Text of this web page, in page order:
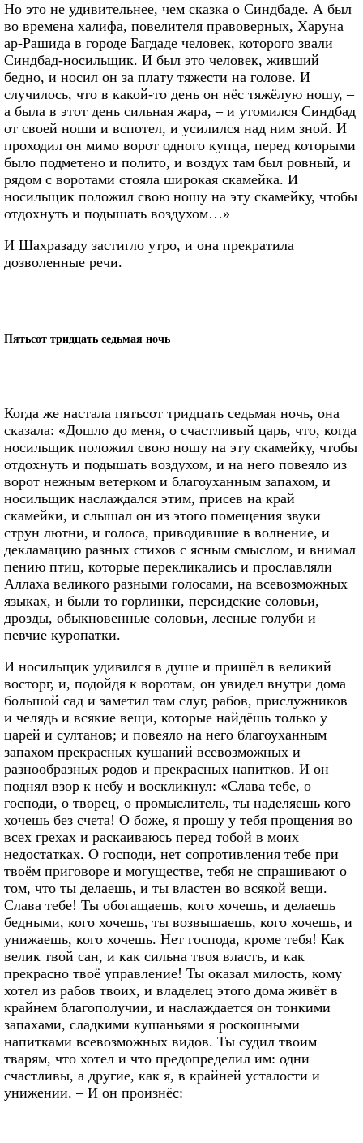
Но это не удивительнее, чем сказка о Синдбаде. А был
во времена халифа, повелителя правоверных, Харуна
ар-Рашида в городе Багдаде человек, которого звали
Синдбад-носильщик. И был это человек, живший
бедно, и носил он за плату тяжести на голове. И
случилось, что в какой-то день он нёс тяжёлую ношу, –
а была в этот день сильная жара, – и утомился Синдбад
от своей ноши и вспотел, и усилился над ним зной. И
проходил он мимо ворот одного купца, перед которыми
было подметено и полито, и воздух там был ровный, и
рядом с воротами стояла широкая скамейка. И
носильщик положил свою ношу на эту скамейку, чтобы
отдохнуть и подышать воздухом…»
И Шахразаду застигло утро, и она прекратила
дозволенные речи.
Пятьсот тридцать седьмая ночь
Когда же настала пятьсот тридцать седьмая ночь, она
сказала: «Дошло до меня, о счастливый царь, что, когда
носильщик положил свою ношу на эту скамейку, чтобы
отдохнуть и подышать воздухом, и на него повеяло из
ворот нежным ветерком и благоуханным запахом, и
носильщик наслаждался этим, присев на край
скамейки, и слышал он из этого помещения звуки
струн лютни, и голоса, приводившие в волнение, и
декламацию разных стихов с ясным смыслом, и внимал
пению птиц, которые перекликались и прославляли
Аллаха великого разными голосами, на всевозможных
языках, и были то горлинки, персидские соловьи,
дрозды, обыкновенные соловьи, лесные голуби и
певчие куропатки.
И носильщик удивился в душе и пришёл в великий
восторг, и, подойдя к воротам, он увидел внутри дома
большой сад и заметил там слуг, рабов, прислужников
и челядь и всякие вещи, которые найдёшь только у
царей и султанов; и повеяло на него благоуханным
запахом прекрасных кушаний всевозможных и
разнообразных родов и прекрасных напитков. И он
поднял взор к небу и воскликнул: «Слава тебе, о
господи, о творец, о промыслитель, ты наделяешь кого
хочешь без счета! О боже, я прошу у тебя прощения во
всех грехах и раскаиваюсь перед тобой в моих
недостатках. О господи, нет сопротивления тебе при
твоём приговоре и могуществе, тебя не спрашивают о
том, что ты делаешь, и ты властен во всякой вещи.
Слава тебе! Ты обогащаешь, кого хочешь, и делаешь
бедными, кого хочешь, ты возвышаешь, кого хочешь, и
унижаешь, кого хочешь. Нет господа, кроме тебя! Как
велик твой сан, и как сильна твоя власть, и как
прекрасно твоё управление! Ты оказал милость, кому
хотел из рабов твоих, и владелец этого дома живёт в
крайнем благополучии, и наслаждается он тонкими
запахами, сладкими кушаньями я роскошными
напитками всевозможных видов. Ты судил твоим
тварям, что хотел и что предопределил им: одни
счастливы, а другие, как я, в крайней усталости и
унижении. – И он произнёс: